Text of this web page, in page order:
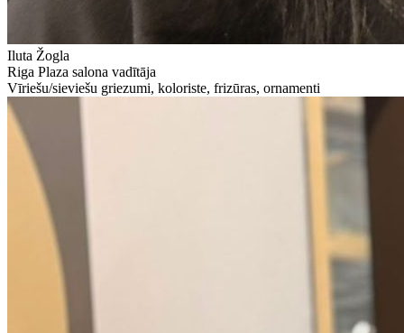
Iluta Žogla
Riga Plaza salona vadītāja
Vīriešu/sieviešu griezumi, koloriste, frizūras, ornamenti